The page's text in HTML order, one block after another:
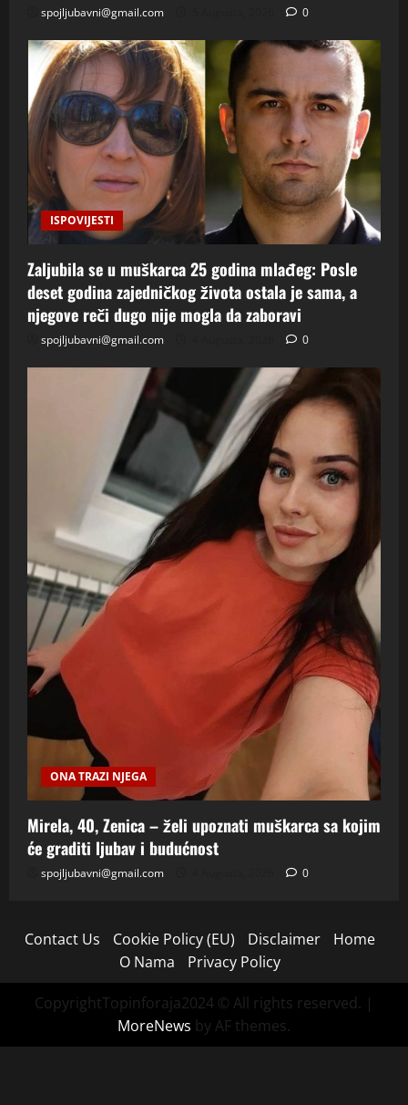
spojljubavni@gmail.com 0
ISPOVIJESTI
Zaljubila se u muškarca 25 godina mlađeg: Posle
deset godina zajedničkog života ostala je sama, a
njegove reči dugo nije mogla da zaboravi
spojljubavni@gmail.com 0
ONA TRAZI NJEGA
Mirela, 40, Zenica – želi upoznati muškarca sa kojim
će graditi ljubav i budućnost
spojljubavni@gmail.com 0
Contact Us Cookie Policy (EU) Disclaimer
Home
O Nama
Privacy Policy
CopyrightTopinforaja2024 © All rights reserved. |
MoreNews by AF themes.